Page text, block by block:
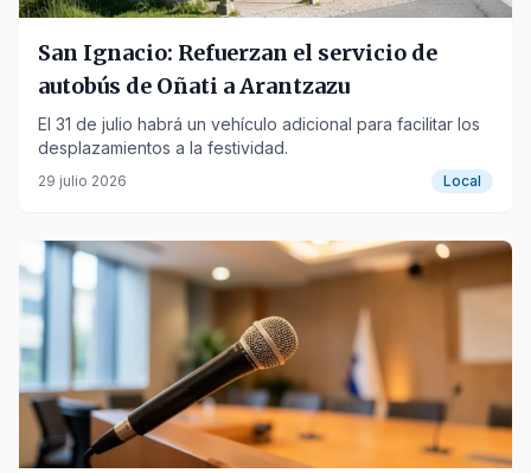
San Ignacio: Refuerzan el servicio de
autobús de Oñati a Arantzazu
El 31 de julio habrá un vehículo adicional para facilitar los
desplazamientos a la festividad.
29 julio 2026 Local